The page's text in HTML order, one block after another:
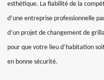
esthétique. La fiabilité de la
d’une entreprise professionnelle
d’un projet de changement de
pour que votre lieu d’habitation
en bonne sécurité.